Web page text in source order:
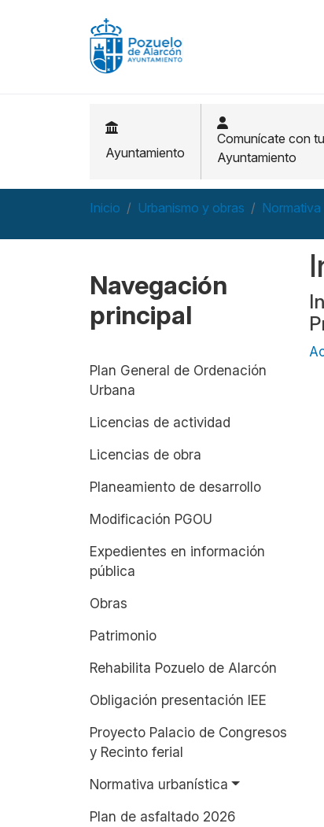
Ayuntamiento
Comunícate con tu
Ayuntamiento
Inicio Urbanismo y obras
Navegación
principal
Plan General de Ordenación
Urbana
Licencias de actividad
Licencias de obra
Planeamiento de desarrollo
Modificación PGOU
Expedientes en información
pública
Obras
Patrimonio
Rehabilita Pozuelo de Alarcón
Obligación presentación IEE
Proyecto Palacio de Congresos
y Recinto ferial
Normativa urbanística
Plan de asfaltado 2026